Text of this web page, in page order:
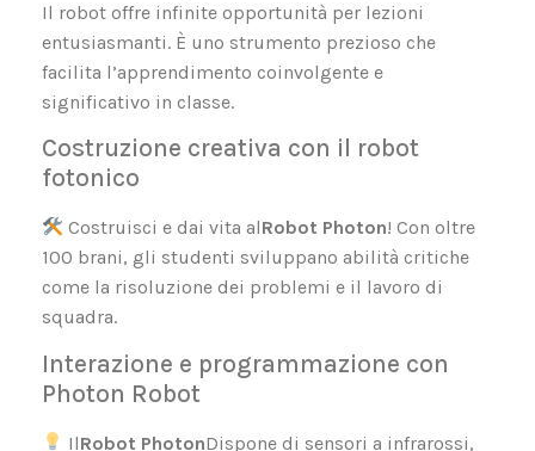
Il robot offre infinite opportunità per lezioni
entusiasmanti. È uno strumento prezioso che
facilita l’apprendimento coinvolgente e
significativo in classe.
Costruzione creativa con il robot
fotonico
Costruisci e dai vita alRobot Photon! Con oltre
100 brani, gli studenti sviluppano abilità critiche
come la risoluzione dei problemi e il lavoro di
squadra.
Interazione e programmazione con
Photon Robot
IlRobot PhotonDispone di sensori a infrarossi,